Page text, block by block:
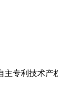
专利技术